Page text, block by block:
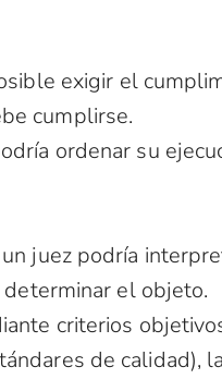
exigir el
cumplirse.
ordenar su
juez podría
el objeto.
criterios
de calidad),